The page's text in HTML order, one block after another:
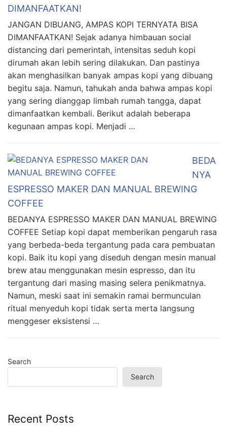
DIMANFAATKAN!
JANGAN DIBUANG, AMPAS KOPI TERNYATA BISA
DIMANFAATKAN! Sejak adanya himbauan social
distancing dari pemerintah, intensitas seduh kopi
dirumah akan lebih sering dilakukan. Dan pastinya
akan menghasilkan banyak ampas kopi yang dibuang
begitu saja. Namun, tahukah anda bahwa ampas kopi
yang sering dianggap limbah rumah tangga, dapat
dimanfaatkan kembali. Berikut adalah beberapa
kegunaan ampas kopi. Menjadi …
BEDA
NYA
ESPRESSO MAKER DAN MANUAL BREWING
COFFEE
BEDANYA ESPRESSO MAKER DAN MANUAL BREWING
COFFEE Setiap kopi dapat memberikan pengaruh rasa
yang berbeda-beda tergantung pada cara pembuatan
kopi. Baik itu kopi yang diseduh dengan mesin manual
brew atau menggunakan mesin espresso, dan itu
tergantung dari masing masing selera penikmatnya.
Namun, meski saat ini semakin ramai bermunculan
ritual menyeduh kopi tidak serta merta langsung
menggeser eksistensi …
Search
Search
Recent Posts